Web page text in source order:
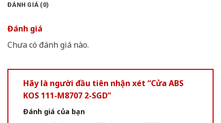
ĐÁNH GIÁ (0)
Đánh giá
Chưa có đánh giá nào.
Hãy là người đầu tiên nhận xét “Cửa ABS
KOS 111-M8707 2-SGD”
Đánh giá của bạn